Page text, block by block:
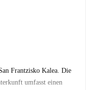
Frantzisko Kalea. Die
umfasst einen